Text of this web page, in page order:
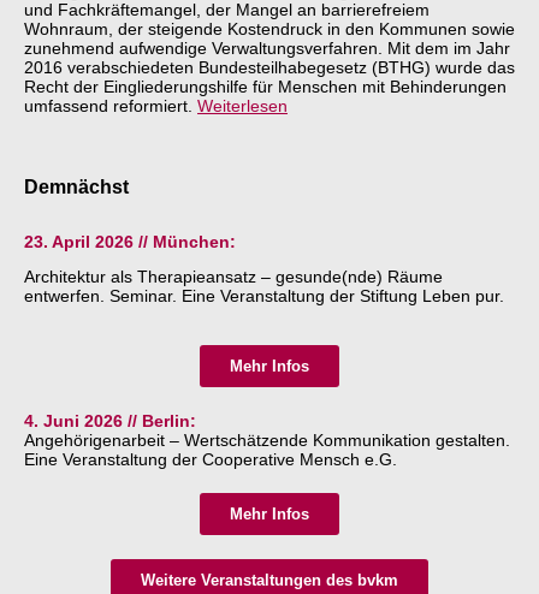
und Fachkräftemangel, der Mangel an barrierefreiem
Wohnraum, der steigende Kostendruck in den Kommunen sowie
zunehmend aufwendige Verwaltungsverfahren. Mit dem im Jahr
2016 verabschiedeten Bundesteilhabegesetz (BTHG) wurde das
Recht der Eingliederungshilfe für Menschen mit Behinderungen
umfassend reformiert. Weiterlesen
Demnächst
23. April 2026 // München:
Architektur als Therapieansatz – gesunde(nde) Räume
entwerfen. Seminar. Eine Veranstaltung der Stiftung Leben pur.
Mehr Infos
4. Juni 2026 // Berlin:
Angehörigenarbeit – Wertschätzende Kommunikation gestalten.
Eine Veranstaltung der Cooperative Mensch e.G.
Mehr Infos
Weitere Veranstaltungen des bvkm